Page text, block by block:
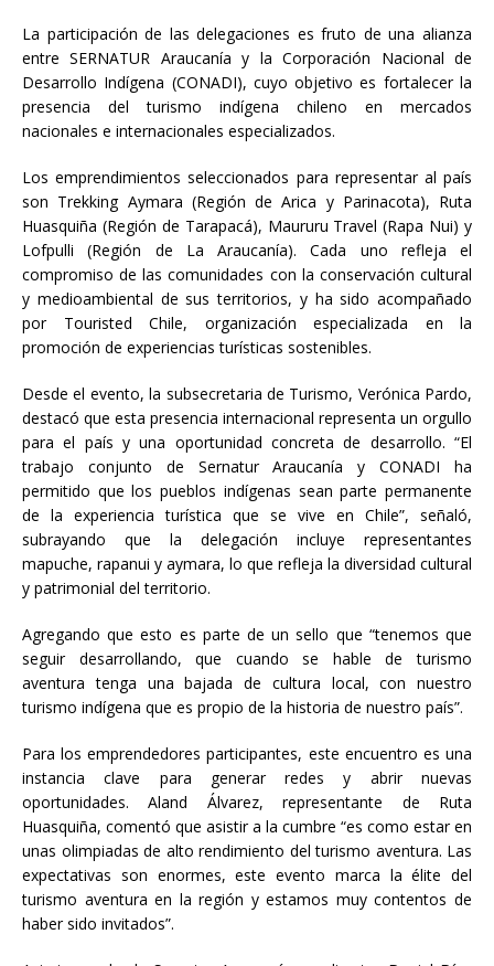
La participación de las delegaciones es fruto de una alianza
entre SERNATUR Araucanía y la Corporación Nacional de
Desarrollo Indígena (CONADI), cuyo objetivo es fortalecer la
presencia del turismo indígena chileno en mercados
nacionales e internacionales especializados.
Los emprendimientos seleccionados para representar al país
son Trekking Aymara (Región de Arica y Parinacota), Ruta
Huasquiña (Región de Tarapacá), Maururu Travel (Rapa Nui) y
Lofpulli (Región de La Araucanía). Cada uno refleja el
compromiso de las comunidades con la conservación cultural
y medioambiental de sus territorios, y ha sido acompañado
por Touristed Chile, organización especializada en la
promoción de experiencias turísticas sostenibles.
Desde el evento, la subsecretaria de Turismo, Verónica Pardo,
destacó que esta presencia internacional representa un orgullo
para el país y una oportunidad concreta de desarrollo. “El
trabajo conjunto de Sernatur Araucanía y CONADI ha
permitido que los pueblos indígenas sean parte permanente
de la experiencia turística que se vive en Chile”, señaló,
subrayando que la delegación incluye representantes
mapuche, rapanui y aymara, lo que refleja la diversidad cultural
y patrimonial del territorio.
Agregando que esto es parte de un sello que “tenemos que
seguir desarrollando, que cuando se hable de turismo
aventura tenga una bajada de cultura local, con nuestro
turismo indígena que es propio de la historia de nuestro país”.
Para los emprendedores participantes, este encuentro es una
instancia clave para generar redes y abrir nuevas
oportunidades. Aland Álvarez, representante de Ruta
Huasquiña, comentó que asistir a la cumbre “es como estar en
unas olimpiadas de alto rendimiento del turismo aventura. Las
expectativas son enormes, este evento marca la élite del
turismo aventura en la región y estamos muy contentos de
haber sido invitados”.